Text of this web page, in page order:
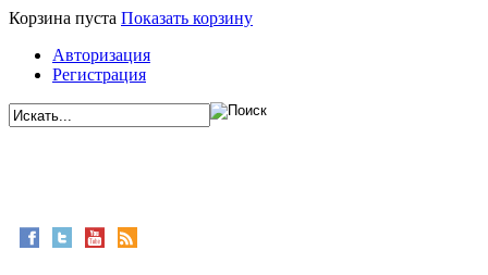
Корзина пуста Показать корзину
Авторизация
Регистрация